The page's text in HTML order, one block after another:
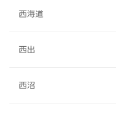
西海道
西出
西沼